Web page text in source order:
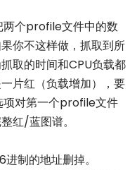
两个profile文件中的数
你不这样做，抓取到所
取的时间和CPU负载都
片红（负载增加），要
对第一个profile文件
红/蓝图谱。
制的地址删掉。